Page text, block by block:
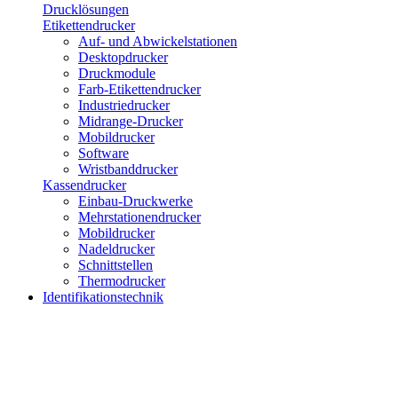
Drucklösungen
Etikettendrucker
Auf- und Abwickelstationen
Desktopdrucker
Druckmodule
Farb-Etikettendrucker
Industriedrucker
Midrange-Drucker
Mobildrucker
Software
Wristbanddrucker
Kassendrucker
Einbau-Druckwerke
Mehrstationendrucker
Mobildrucker
Nadeldrucker
Schnittstellen
Thermodrucker
Identifikationstechnik